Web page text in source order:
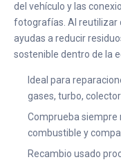
del vehículo y las
fotografías. Al reutilizar
ayudas a reducir
sostenible dentro de la
Ideal para
gases, turbo,
Comprueba siempre
combustible y
Recambio usado